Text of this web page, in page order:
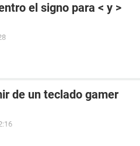
el signo para < y >
de un teclado gamer